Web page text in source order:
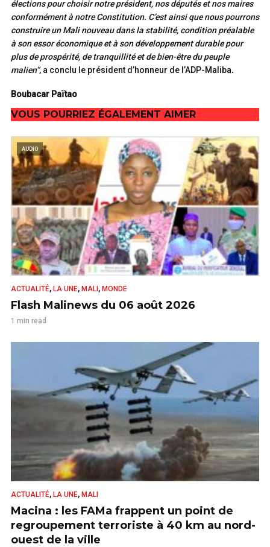
élections pour choisir notre président, nos députés et nos maires
conformément à notre Constitution. C’est ainsi que nous pourrons
construire un Mali nouveau dans la stabilité, condition préalable
à son essor économique et à son développement durable pour
plus de prospérité, de tranquillité et de bien-être du peuple
malien”, a conclu le président d’honneur de l’ADP-Maliba.
Boubacar Païtao
VOUS POURRIEZ ÉGALEMENT AIMER
AUDIO
ACTUALITÉ, LA UNE, MALI , MONDE
Flash Malinews du 06 août 2026
1 min read
ACTUALITÉ, LA UNE, MALI
Macina : les FAMa frappent un point de
regroupement terroriste à 40 km au nord-
ouest de la ville